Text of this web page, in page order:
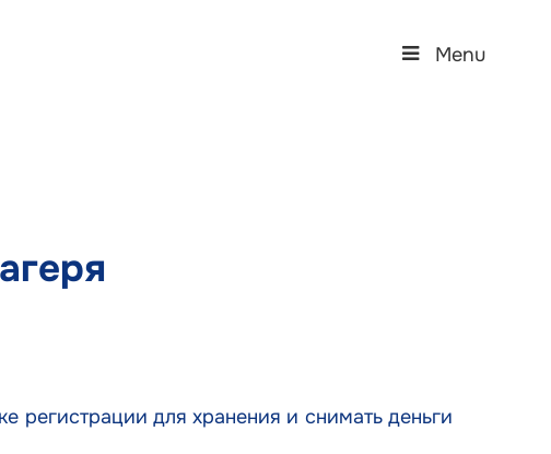
Menu
регистрации для хранения и снимать деньги